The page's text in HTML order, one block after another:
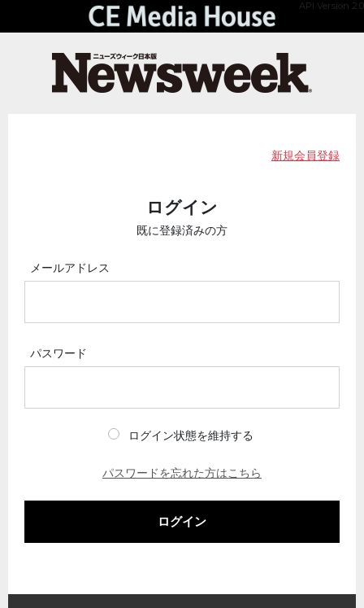
API Version 2.0
新規会員登録
ログイン
既に登録済みの方
メールアドレス
パスワード
ログイン状態を維持する
パスワードを忘れた方はこちら
ログイン